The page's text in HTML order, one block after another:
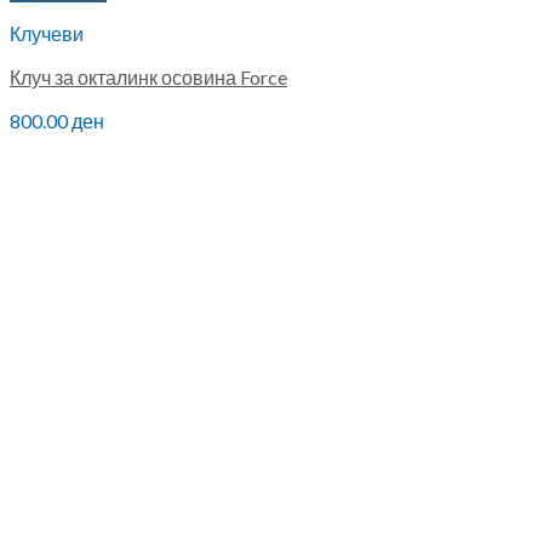
Клучеви
Клуч за окталинк осовина Force
800.00ден